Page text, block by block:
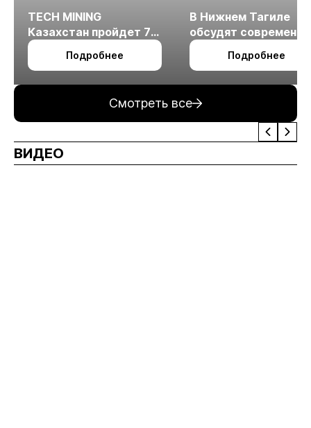
TECH MINING
Казахстан пройдет 7
октября в Алматы
Подробнее
В Нижнем Тагиле
обсудят
технологии
измельчения
Подробнее
Смотреть все
ВИДЕО